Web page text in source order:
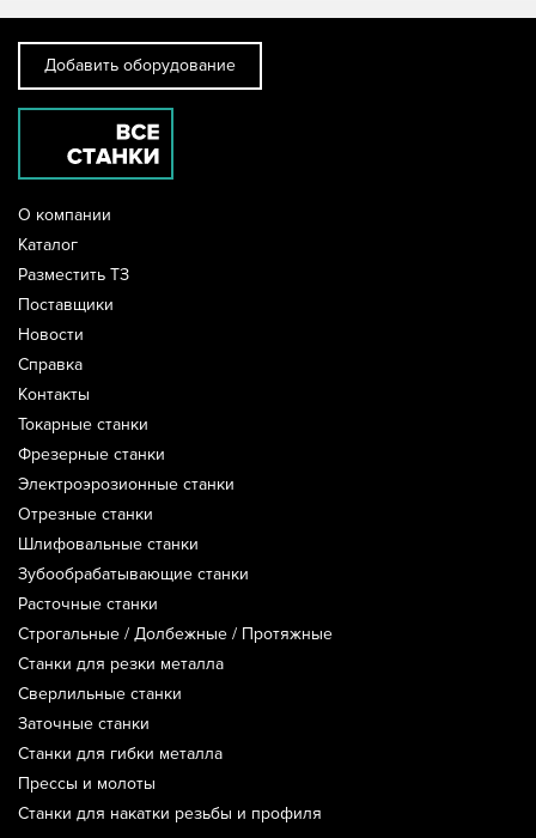
Добавить оборудование
О компании
Каталог
Разместить ТЗ
Поставщики
Новости
Справка
Контакты
Токарные станки
Фрезерные станки
Электроэрозионные станки
Отрезные станки
Шлифовальные станки
Зубообрабатывающие станки
Расточные станки
Строгальные / Долбежные / Протяжные
Станки для резки металла
Сверлильные станки
Заточные станки
Станки для гибки металла
Прессы и молоты
Станки для накатки резьбы и профиля